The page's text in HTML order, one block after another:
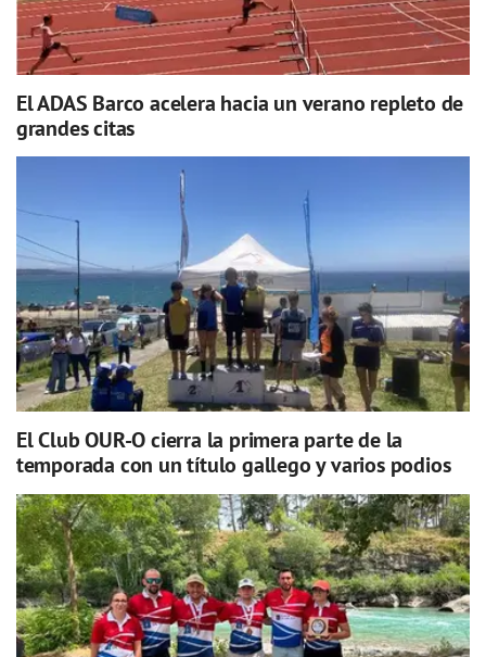
El ADAS Barco acelera hacia un verano repleto de
grandes citas
El Club OUR-O cierra la primera parte de la
temporada con un título gallego y varios podios